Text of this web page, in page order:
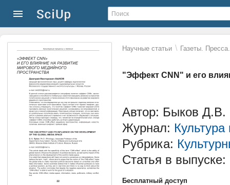
Научные статьи \ Газеты.
"Эффект CNN" и его
Автор: Быков Д.В.
Журнал:
Рубрика:
Статья в выпуске:
Бесплатный доступ